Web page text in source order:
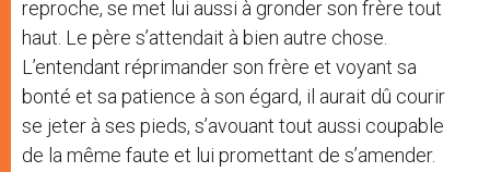
reproche, se met lui aussi à gronder son frère tout
haut. Le père s’attendait à bien autre chose.
L’entendant réprimander son frère et voyant sa
bonté et sa patience à son égard, il aurait dû courir
se jeter à ses pieds, s’avouant tout aussi coupable
de la même faute et lui promettant de s’amender.